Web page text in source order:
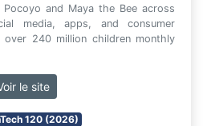
and Maya the Bee across
media, apps, and consumer
over 240 million children monthly
le site
120 (2026)